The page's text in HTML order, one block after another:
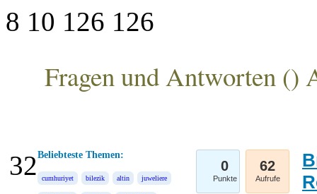
8 10 126 126
Fragen und Antworten ()
Beliebteste Themen:
cumhuriyet bilezik altin juweliere
0
Punkte
62
Aufrufe
32